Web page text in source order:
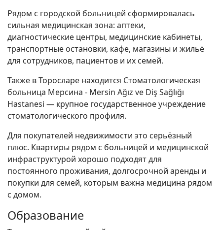
Рядом с городской больницей сформировалась
сильная медицинская зона: аптеки,
диагностические центры, медицинские кабинеты,
транспортные остановки, кафе, магазины и жильё
для сотрудников, пациентов и их семей.
Также в Торосларе находится Стоматологическая
больница Мерсина - Mersin Ağız ve Diş Sağlığı
Hastanesi — крупное государственное учреждение
стоматологического профиля.
Для покупателей недвижимости это серьёзный
плюс. Квартиры рядом с больницей и медицинской
инфраструктурой хорошо подходят для
постоянного проживания, долгосрочной аренды и
покупки для семей, которым важна медицина рядом
с домом.
Образование